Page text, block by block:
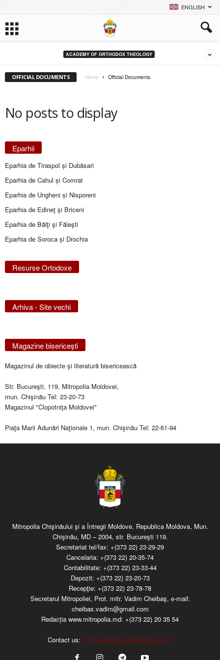
ENGLISH
ACADEMY OF ORTHODOX THEOLOGY
OFFICIAL DOCUMENTS Home Official Documents
No posts to display
Eparhii
Eparhia de Tiraspol și Dubăsari
Eparhia de Cahul și Comrat
Eparhia de Ungheni și Nisporeni
Eparhia de Edineţ şi Briceni
Eparhia de Bălţi şi Făleşti
Eparhia de Soroca și Drochia
Resurse Ortodoxe
Arhiva - Site vechi
Magazine bisericeşti
Magazinul de obiecte şi literatură bisericească
Str. Bucureşti, 119, Mitropolia Moldovei,
mun. Chişinău Tel: 23-20-73
Magazinul "Clopotniţa Moldovei"
Piaţa Marii Adunări Naţionale 1, mun. Chişinău Tel: 22-61-94
Mitropolia Chişinăului şi a Întregii Moldove. Republica Moldova, Mun.
Chişinău, MD – 2004, str. Bucureşti 119.
Secretariat tel/fax: +(373 22) 23-29-29
Cancelaria: +(373 22) 20-35-74
Contabilitate: +(373 22) 23-33-44
Depozit: +(373 22) 23-20-73
Recepţie: +(373 22) 23-78-78
Secretarul Mitropoliei, Prot. mitr. Vadim Cheibaş, e-mail:
cheibas.vadim@gmail.com
Redacția www.mitropolia.md: +(373 22) 20 35 54
Contact us: mitropoliamd.press@gmail.com